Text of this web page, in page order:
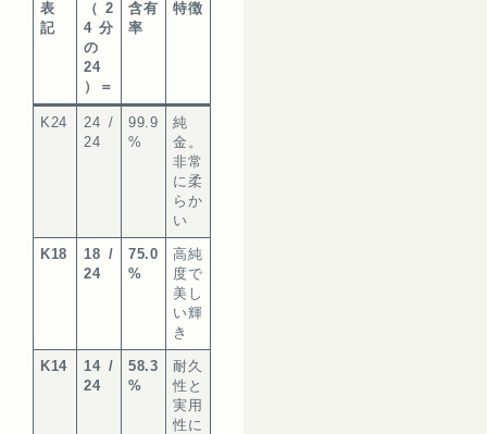
表
記
（2
4分
の
24
）＝
含有
率
特徴
K24
24 /
24
99.9
%
純
金。
非常
に柔
らか
い
K18
18 /
24
75.0
%
高純
度で
美し
い輝
き
K14
14 /
24
58.3
%
耐久
性と
実用
性に